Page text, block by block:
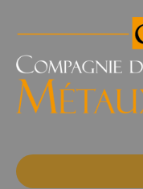
des
Précieux
l'Ouest